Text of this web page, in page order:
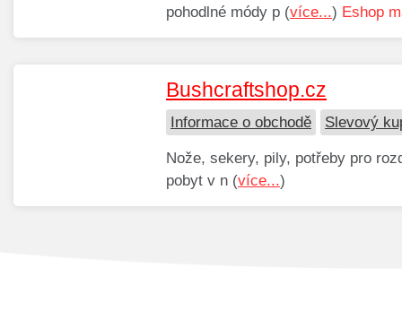
pohodlné módy p (více...) Eshop
Bushcraftshop.cz
Informace o obchodě Slevový
Nože, sekery, pily, potřeby pro
pobyt v n (více...)